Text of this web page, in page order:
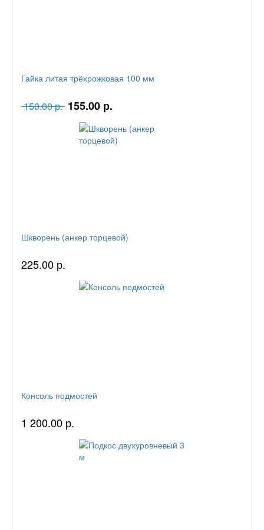
Гайка литая трёхрожковая 100 мм
150.00 р. 155.00 р.
Шкворень (анкер торцевой)
225.00 р.
Консоль подмостей
1 200.00 р.